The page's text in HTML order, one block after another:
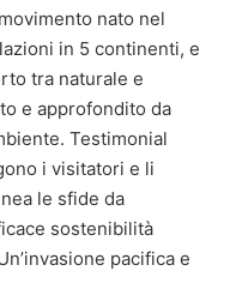
nato nel
in 5 continenti, e
tra naturale e
e approfondito da
Testimonial
i visitatori e li
le sfide da
sostenibilità
pacifica e